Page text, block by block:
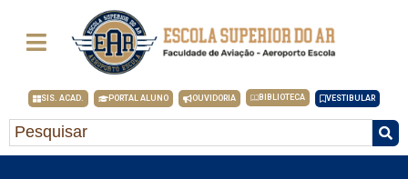
SIS. ACAD. PORTAL ALUNO OUVIDORIA BIBLIOTECA VESTIBULAR